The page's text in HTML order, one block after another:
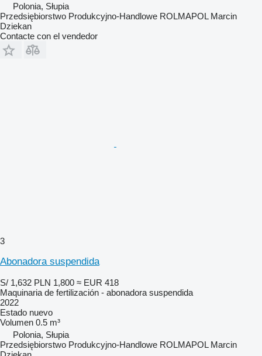
Polonia, Słupia
Przedsiębiorstwo Produkcyjno-Handlowe ROLMAPOL Marcin
Dziekan
Contacte con el vendedor
3
Abonadora suspendida
S/ 1,632 PLN 1,800 ≈ EUR 418
Maquinaria de fertilización - abonadora suspendida
2022
Estado nuevo
Volumen 0.5 m³
Polonia, Słupia
Przedsiębiorstwo Produkcyjno-Handlowe ROLMAPOL Marcin